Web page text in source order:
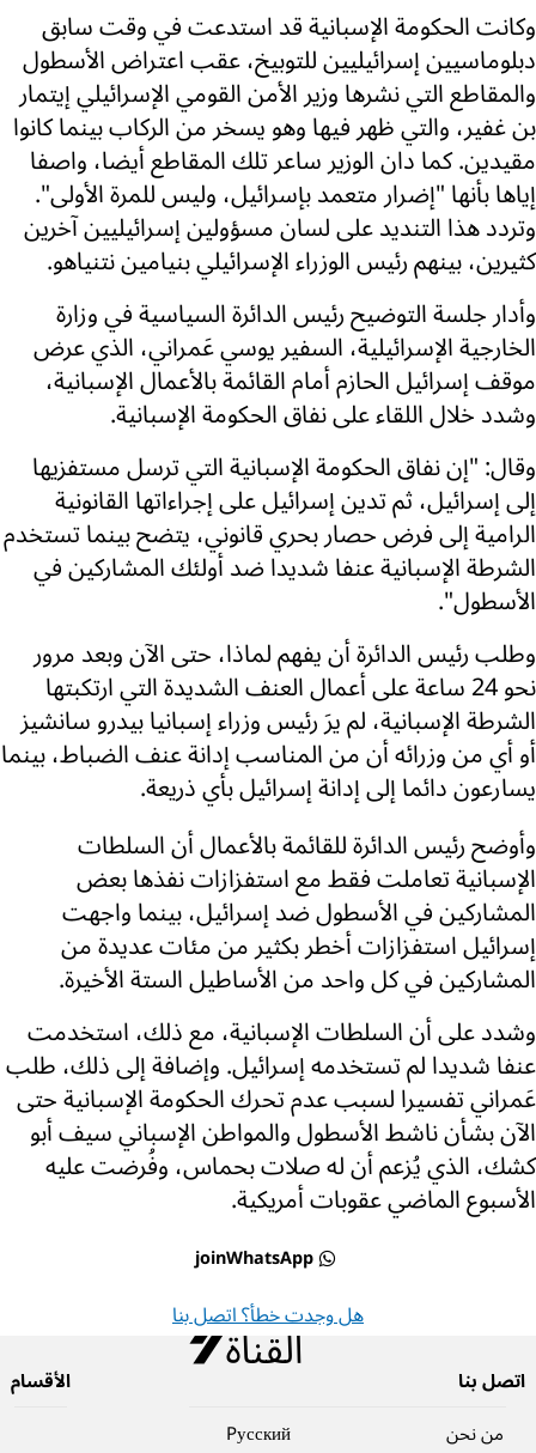
وكانت الحكومة الإسبانية قد استدعت في وقت سابق
دبلوماسيين إسرائيليين للتوبيخ، عقب اعتراض الأسطول
والمقاطع التي نشرها وزير الأمن القومي الإسرائيلي إيتمار
بن غفير، والتي ظهر فيها وهو يسخر من الركاب بينما كانوا
مقيدين. كما دان الوزير ساعر تلك المقاطع أيضا، واصفا
إياها بأنها "إضرار متعمد بإسرائيل، وليس للمرة الأولى".
وتردد هذا التنديد على لسان مسؤولين إسرائيليين آخرين
كثيرين، بينهم رئيس الوزراء الإسرائيلي بنيامين نتنياهو.
وأدار جلسة التوضيح رئيس الدائرة السياسية في وزارة
الخارجية الإسرائيلية، السفير يوسي عَمراني، الذي عرض
موقف إسرائيل الحازم أمام القائمة بالأعمال الإسبانية،
وشدد خلال اللقاء على نفاق الحكومة الإسبانية.
وقال: "إن نفاق الحكومة الإسبانية التي ترسل مستفزيها
إلى إسرائيل، ثم تدين إسرائيل على إجراءاتها القانونية
الرامية إلى فرض حصار بحري قانوني، يتضح بينما تستخدم
الشرطة الإسبانية عنفا شديدا ضد أولئك المشاركين في
الأسطول".
وطلب رئيس الدائرة أن يفهم لماذا، حتى الآن وبعد مرور
نحو 24 ساعة على أعمال العنف الشديدة التي ارتكبتها
الشرطة الإسبانية، لم يرَ رئيس وزراء إسبانيا بيدرو سانشيز
أو أي من وزرائه أن من المناسب إدانة عنف الضباط، بينما
يسارعون دائما إلى إدانة إسرائيل بأي ذريعة.
وأوضح رئيس الدائرة للقائمة بالأعمال أن السلطات
الإسبانية تعاملت فقط مع استفزازات نفذها بعض
المشاركين في الأسطول ضد إسرائيل، بينما واجهت
إسرائيل استفزازات أخطر بكثير من مئات عديدة من
المشاركين في كل واحد من الأساطيل الستة الأخيرة.
وشدد على أن السلطات الإسبانية، مع ذلك، استخدمت
عنفا شديدا لم تستخدمه إسرائيل. وإضافة إلى ذلك، طلب
عَمراني تفسيرا لسبب عدم تحرك الحكومة الإسبانية حتى
الآن بشأن ناشط الأسطول والمواطن الإسباني سيف أبو
كشك، الذي يُزعم أن له صلات بحماس، وفُرضت عليه
الأسبوع الماضي عقوبات أمريكية.
joinWhatsApp
هل وجدت خطأ؟ اتصل بنا
اتصل بنا
من نحن
Pусский
الأقسام